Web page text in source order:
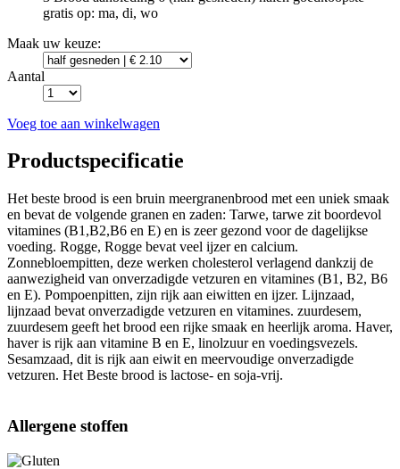
gratis op: ma, di, wo
Maak uw keuze:
Aantal
Voeg toe aan winkelwagen
Productspecificatie
Het beste brood is een bruin meergranenbrood met een uniek smaak
en bevat de volgende granen en zaden: Tarwe, tarwe zit boordevol
vitamines (B1,B2,B6 en E) en is zeer gezond voor de dagelijkse
voeding. Rogge, Rogge bevat veel ijzer en calcium.
Zonnebloempitten, deze werken cholesterol verlagend dankzij de
aanwezigheid van onverzadigde vetzuren en vitamines (B1, B2, B6
en E). Pompoenpitten, zijn rijk aan eiwitten en ijzer. Lijnzaad,
lijnzaad bevat onverzadigde vetzuren en vitamines. zuurdesem,
zuurdesem geeft het brood een rijke smaak en heerlijk aroma. Haver,
haver is rijk aan vitamine B en E, linolzuur en voedingsvezels.
Sesamzaad, dit is rijk aan eiwit en meervoudige onverzadigde
vetzuren. Het Beste brood is lactose- en soja-vrij.
Allergene stoffen